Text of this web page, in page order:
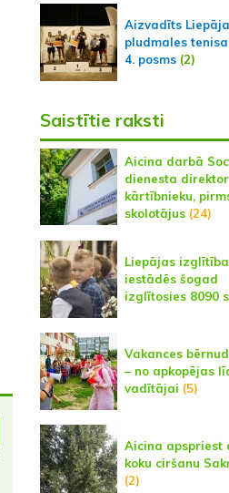
Aizvadīts
pludmales
4. posms(2)
Saistītie raksti
Aicina darbā
dienesta
kārtībnieku,
skolotājus(24)
Liepājas
iestādēs šogad
izglītosies 8090
Vakances
– no apkopējas
vadītājai (5)
Aicina apspriest
koku ciršanu
(2)